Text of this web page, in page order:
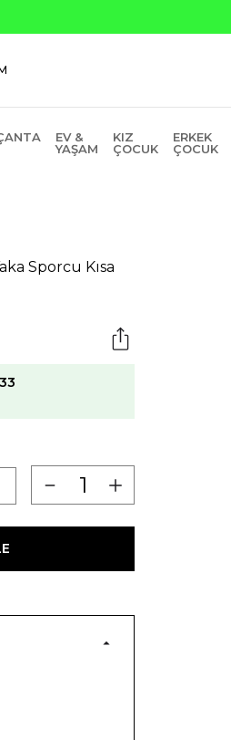
EV &
YAŞAM
KIZ
ÇOCUK
ERKEK
ÇOCUK
Sporcu Kısa